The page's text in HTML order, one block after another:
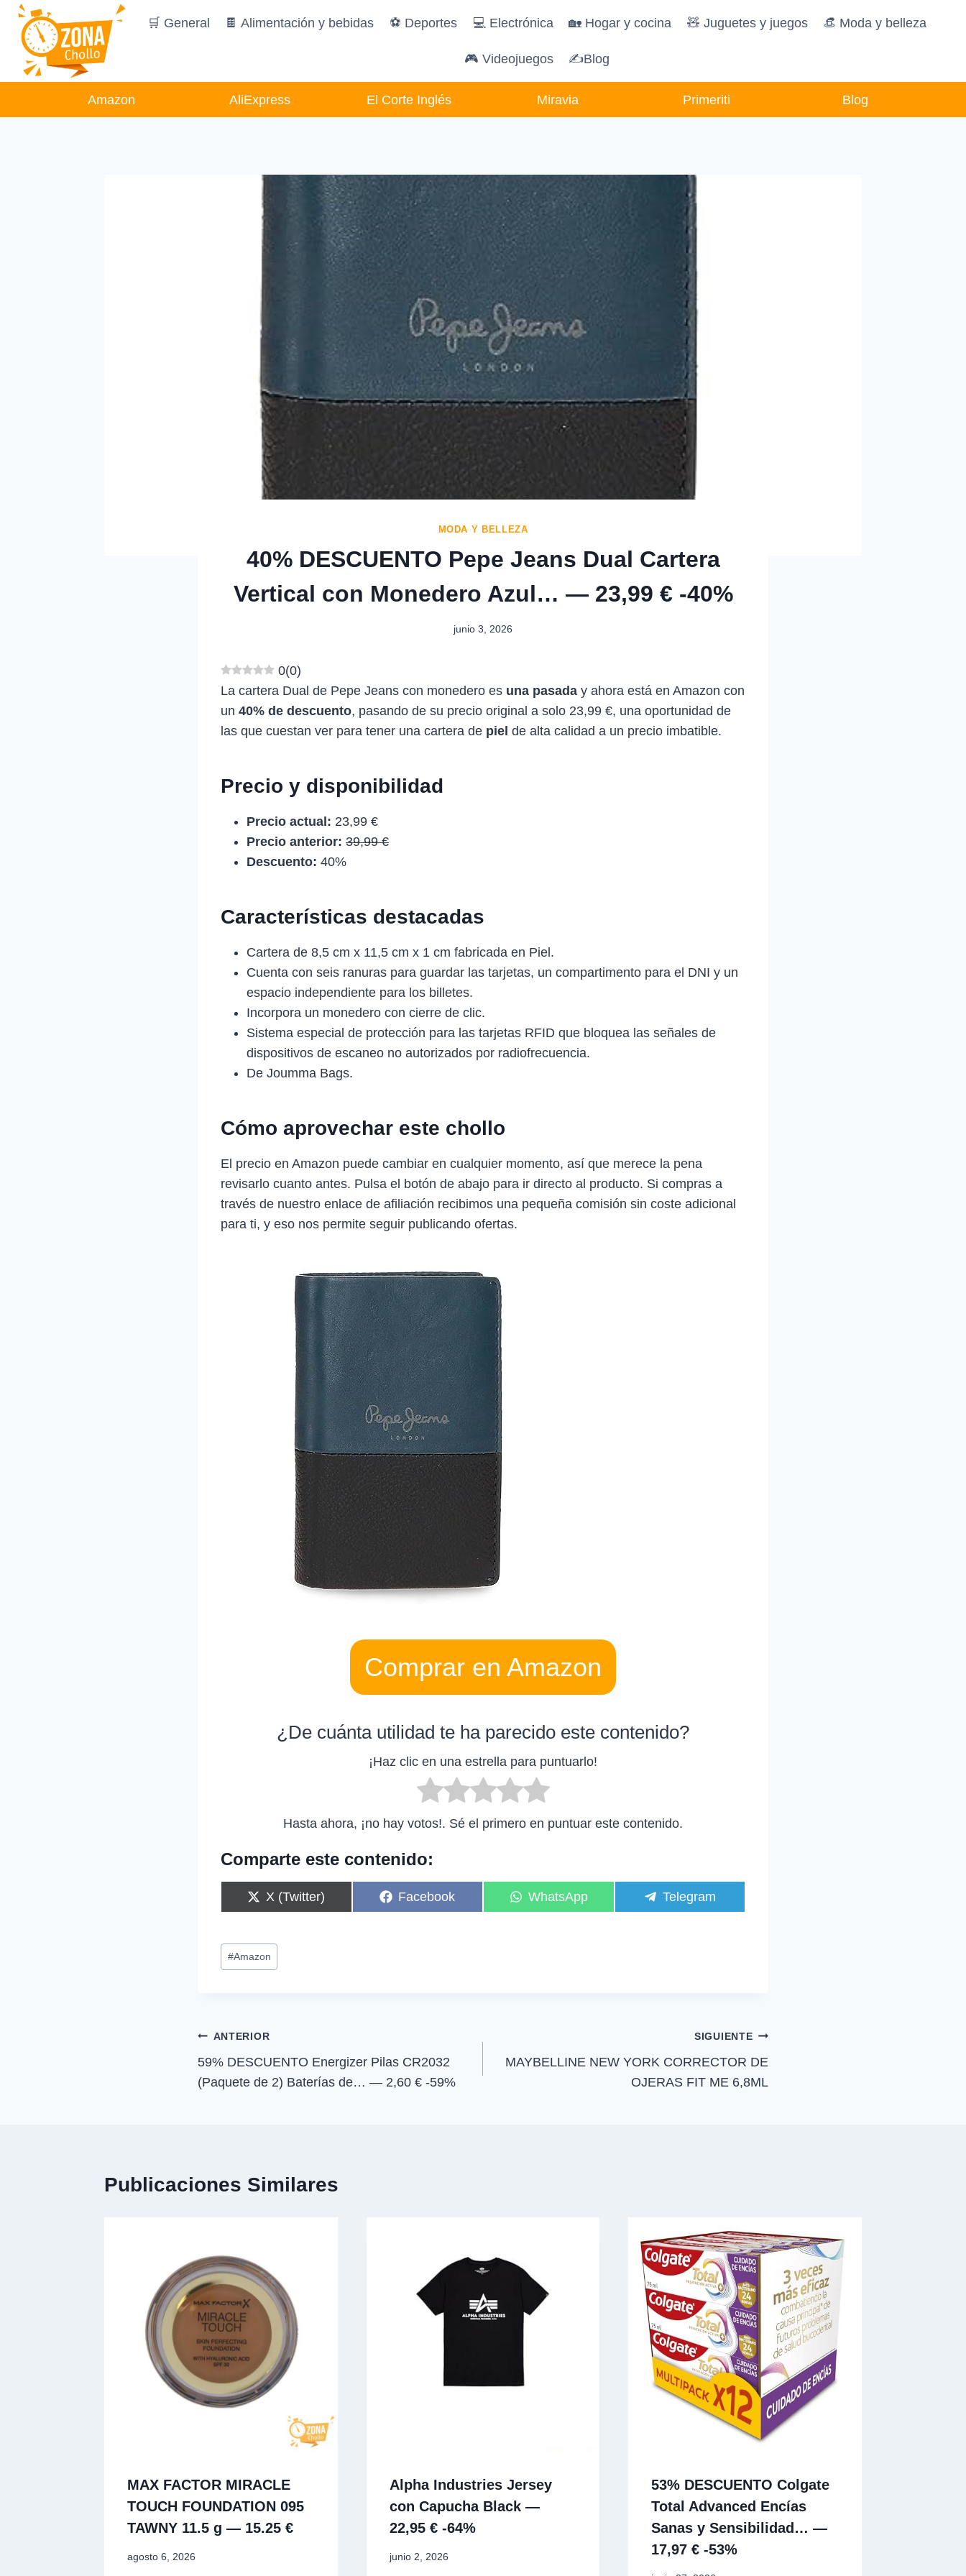
Saltar
contenido
🛒 General 🍫 Alimentación y bebidas ️⚽️ Deportes 💻 Electrónica 🏡 Hogar y cocina 🧸️ Juguetes y juegos 👒 Moda y belleza
🎮 Videojuegos ✍Blog
Amazon AliExpress El Corte Inglés Miravia Primeriti Blog
MODA Y BELLEZA
40% DESCUENTO Pepe Jeans Dual Cartera
Vertical con Monedero Azul… — 23,99 € -40%
junio 3, 2026
0(0)
La cartera Dual de Pepe Jeans con monedero es una pasada y ahora está en Amazon con
un 40% de descuento, pasando de su precio original a solo 23,99 €, una oportunidad de
las que cuestan ver para tener una cartera de piel de alta calidad a un precio imbatible.
Precio y disponibilidad
Precio actual: 23,99 €
Precio anterior: 39,99 €
Descuento: 40%
Características destacadas
Cartera de 8,5 cm x 11,5 cm x 1 cm fabricada en Piel.
Cuenta con seis ranuras para guardar las tarjetas, un compartimento para el DNI y un
espacio independiente para los billetes.
Incorpora un monedero con cierre de clic.
Sistema especial de protección para las tarjetas RFID que bloquea las señales de
dispositivos de escaneo no autorizados por radiofrecuencia.
De Joumma Bags.
Cómo aprovechar este chollo
El precio en Amazon puede cambiar en cualquier momento, así que merece la pena
revisarlo cuanto antes. Pulsa el botón de abajo para ir directo al producto. Si compras a
través de nuestro enlace de afiliación recibimos una pequeña comisión sin coste adicional
para ti, y eso nos permite seguir publicando ofertas.
Comprar en Amazon
¿De cuánta utilidad te ha parecido este contenido?
¡Haz clic en una estrella para puntuarlo!
Hasta ahora, ¡no hay votos!. Sé el primero en puntuar este contenido.
Comparte este contenido:
C
o
a
r
t
X (Twitter)
C
o
Facebook
C
o
WhatsApp
C
o
Telegram
Etiquetas
de
#Amazon
Navegación
de
ANTERIOR
59% DESCUENTO Energizer Pilas CR2032
(Paquete de 2) Baterías de… — 2,60 € -59%
SIGUIENTE
MAYBELLINE NEW YORK CORRECTOR DE
OJERAS FIT ME 6,8ML
Publicaciones Similares
MAX FACTOR MIRACLE
TOUCH FOUNDATION 095
TAWNY 11.5 g — 15.25 €
agosto 6, 2026
Alpha Industries Jersey
con Capucha Black —
22,95 € -64%
junio 2, 2026
53% DESCUENTO Colgate
Total Advanced Encías
Sanas y Sensibilidad… —
17,97 € -53%